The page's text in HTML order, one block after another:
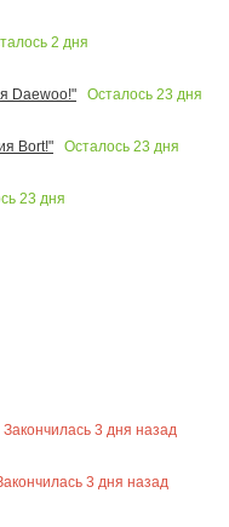
2 дня
Daewoo!"
Осталось 23 дня
Bort!"
Осталось 23 дня
23 дня
Закончилась 3 дня назад
3 дня назад